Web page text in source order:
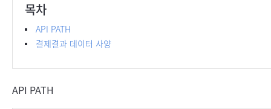
목차
API PATH
결제결과 데이터 사양
API PATH